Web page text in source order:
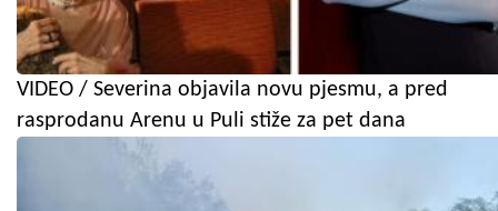
VIDEO / Severina objavila novu pjesmu, a pred
rasprodanu Arenu u Puli stiže za pet dana